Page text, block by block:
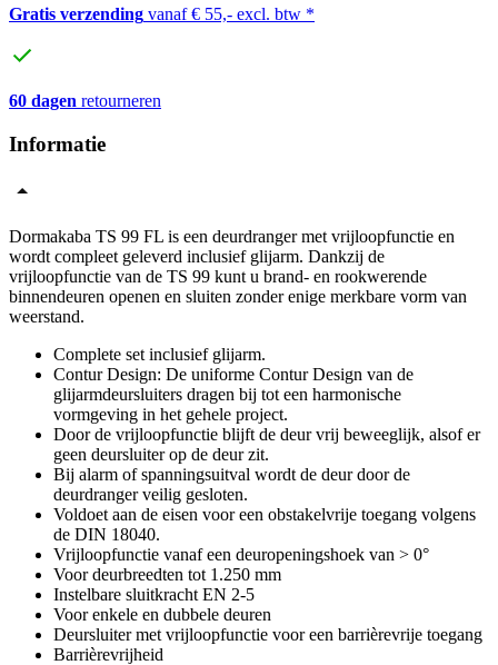
Gratis verzending vanaf € 55,- excl. btw *
60 dagen retourneren
Informatie
Dormakaba TS 99 FL is een deurdranger met vrijloopfunctie en
wordt compleet geleverd inclusief glijarm. Dankzij de
vrijloopfunctie van de TS 99 kunt u brand- en rookwerende
binnendeuren openen en sluiten zonder enige merkbare vorm van
weerstand.
Complete set inclusief glijarm.
Contur Design: De uniforme Contur Design van de
glijarmdeursluiters dragen bij tot een harmonische
vormgeving in het gehele project.
Door de vrijloopfunctie blijft de deur vrij beweeglijk, alsof er
geen deursluiter op de deur zit.
Bij alarm of spanningsuitval wordt de deur door de
deurdranger veilig gesloten.
Voldoet aan de eisen voor een obstakelvrije toegang volgens
de DIN 18040.
Vrijloopfunctie vanaf een deuropeningshoek van > 0°
Voor deurbreedten tot 1.250 mm
Instelbare sluitkracht EN 2-5
Voor enkele en dubbele deuren
Deursluiter met vrijloopfunctie voor een barrièrevrije toegang
Barrièrevrijheid